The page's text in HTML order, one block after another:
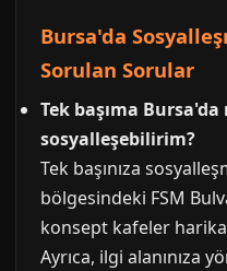
Bursa'da
Sorulan Sorular
Tek başıma
sosyalleşebilirim?
Tek başınıza
bölgesindeki FSM
konsept kafeler harika
Ayrıca, ilgi alanınıza